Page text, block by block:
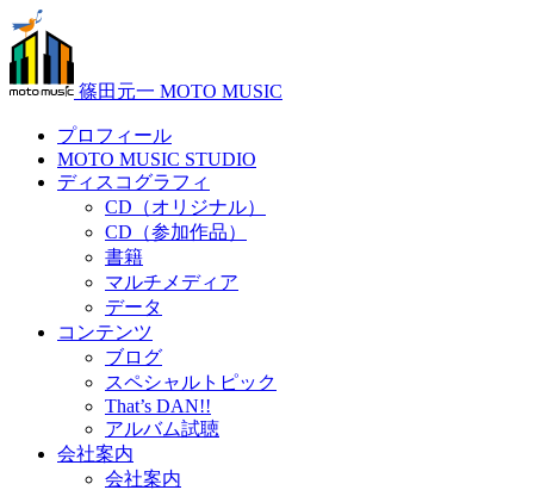
篠田元一 MOTO MUSIC
プロフィール
MOTO MUSIC STUDIO
ディスコグラフィ
CD（オリジナル）
CD（参加作品）
書籍
マルチメディア
データ
コンテンツ
ブログ
スペシャルトピック
That’s DAN!!
アルバム試聴
会社案内
会社案内